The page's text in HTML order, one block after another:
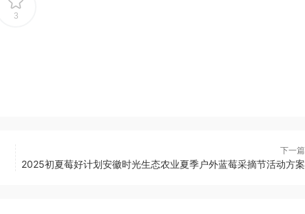
3
下一篇
2025初夏莓好计划安徽时光生态农业夏季户外蓝莓采摘节活动方案